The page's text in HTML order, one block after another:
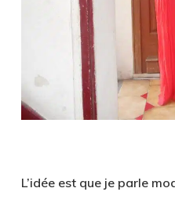
L’idée est que je parle